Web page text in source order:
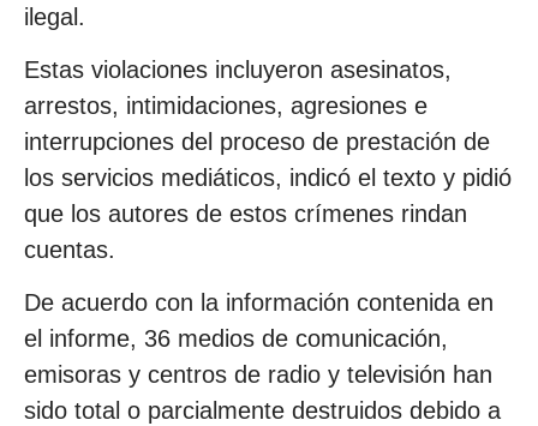
ilegal.
Estas violaciones incluyeron asesinatos,
arrestos, intimidaciones, agresiones e
interrupciones del proceso de prestación de
los servicios mediáticos, indicó el texto y pidió
que los autores de estos crímenes rindan
cuentas.
De acuerdo con la información contenida en
el informe, 36 medios de comunicación,
emisoras y centros de radio y televisión han
sido total o parcialmente destruidos debido a